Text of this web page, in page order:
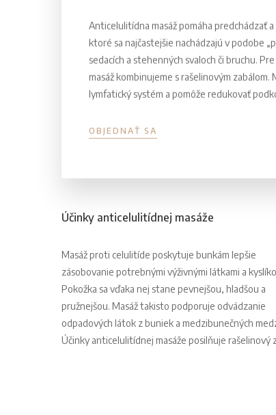
Anticelulitídna masáž pomáha predchádzať
ktoré sa najčastejšie nachádzajú v podobe
sedacích a stehenných svaloch či bruchu.
masáž kombinujeme s rašelinovým
lymfatický systém a pomôže redukovať
OBJEDNAŤ SA
Účinky anticelulitídnej masáže
Masáž proti celulitíde poskytuje bunkám lepšie
zásobovanie potrebnými výživnými látkami a
Pokožka sa vďaka nej stane pevnejšou, hladšou a
pružnejšou. Masáž takisto podporuje odvádzanie
odpadových látok z buniek a medzibunečných
Účinky anticelulitídnej masáže posilňuje rašelinový